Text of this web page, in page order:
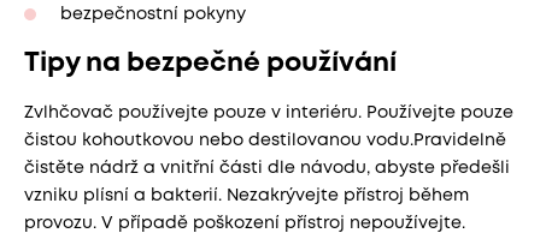
bezpečnostní pokyny
Tipy na bezpečné používání
Zvlhčovač používejte pouze v interiéru. Používejte pouze
čistou kohoutkovou nebo destilovanou vodu.Pravidelně
čistěte nádrž a vnitřní části dle návodu, abyste předešli
vzniku plísní a bakterií. Nezakrývejte přístroj během
provozu. V případě poškození přístroj nepoužívejte.